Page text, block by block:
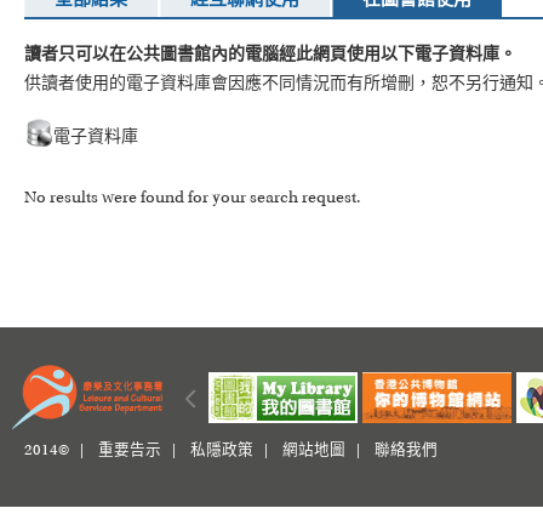
讀者只可以在公共圖書館內的電腦經此網頁使用以下電子資料庫。
供讀者使用的電子資料庫會因應不同情況而有所增刪，恕不另行通知
電子資料庫
No results were found for your search request.
2014© | 重要告示 私隱政策 網站地圖 聯絡我們